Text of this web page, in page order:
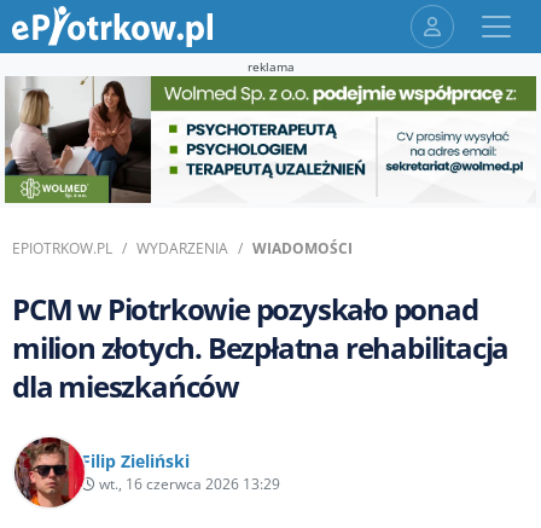
reklama
EPIOTRKOW.PL WYDARZENIA WIADOMOŚCI
PCM w Piotrkowie pozyskało ponad
milion złotych. Bezpłatna rehabilitacja
dla mieszkańców
Filip Zieliński
wt., 16 czerwca 2026 13:29